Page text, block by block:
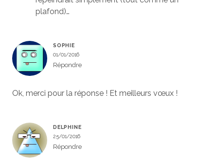
plafond)…
SOPHIE
01/01/2016
Répondre
Ok, merci pour la réponse ! Et meilleurs vœux !
DELPHINE
25/01/2016
Répondre